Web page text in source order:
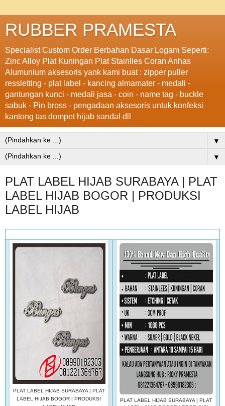
RUBBER PRAMESTA
Specialist Custom Order Berbahan Dasar Logam Seperti:
Zinc Alloy Plat Kuningan Plat Stainlles Coran Anhas
Alumunium aksesoris yank kami buat : zipper puller
ressletting - plat label - kancing almamater - medali -
gantungan kunci - medali jasa - coin - name tag - buckle
sabuk - Pin bross - pengadaan aksesoris untuk konfeksi
kantong tas dompet hijab sandal dll
▼
▼
PLAT LABEL HIJAB SURABAYA | PLAT
LABEL HIJAB BOGOR | PRODUKSI
LABEL HIJAB
PLAT LABEL HIJAB SURABAYA | PLAT
LABEL HIJAB BOGOR | PRODUKSI
PLAT LABEL HIJAB SURABAYA | PLAT